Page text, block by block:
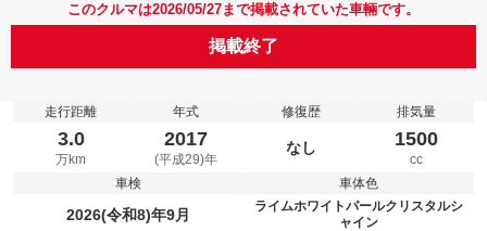
このクルマは2026/05/27まで掲載されていた車輛です。
掲載終了
走行距離
3.0
万km
年式
2017
(平成29)年
修復歴
なし
排気量
1500
cc
車検
2026(令和8)年9月
車体色
ライムホワイトパールクリスタルシ
ャイン